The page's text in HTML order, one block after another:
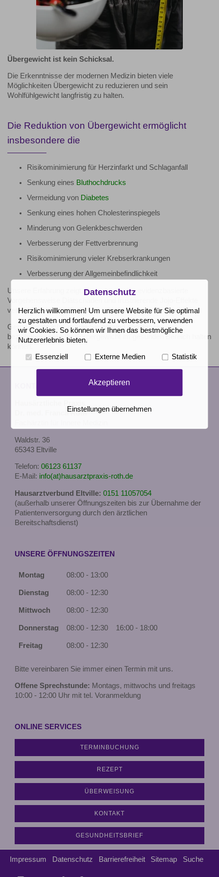
Übergewicht ist kein Schicksal.
Die Erkenntnisse der modernen Medizin bieten viele
Möglichkeiten Übergewicht zu reduzieren und sein
Wohlfühlgewicht langfristig zu halten.
Die Reduktion von Übergewicht ermöglicht
insbesondere die
Risikominimierung für Herzinfarkt und Schlaganfall
Senkung eines Bluthochdrucks
Vermeidung von Diabetes
Senkung eines hohen Cholesterinspiegels
Minderung von Gelenkbeschwerden
Verbesserung der Fettverbrennung
Risikominimierung vieler Krebserkrankungen
Verbesserung der Allgemeinbefindlichkeit
Unsere Erfahrung zeigt, dass durch eine evidenzbasierte
Vorgehensweise Diätschäden und frustrierende Jojo-Effekte
vermieden und der Stoffwechsel langfristig optimiert wird.
Gerne berate ich Sie, wie Sie gesund abnehmen
beziehungsweise Ihr Körpergewicht im gesunden Bereich halten
können.
Dr. med. Franca Roth
Waldstr. 36
65343 Eltville
Telefon: 06123 61137
E-Mail: info(at)hausarztpraxis-roth.de
Hausarztverbund Eltville: 0151 11057054
(außerhalb unserer Öffnungszeiten bis zur Übernahme der
Patientenversorgung durch den ärztlichen
Bereitschaftsdienst)
UNSERE ÖFFNUNGSZEITEN
Montag 08:00 - 13:00
Dienstag 08:00 - 12:30
Mittwoch 08:00 - 12:30
Donnerstag 08:00 - 12:30 16:00 - 18:00
Freitag 08:00 - 12:30
Bitte vereinbaren Sie immer einen Termin mit uns.
Offene Sprechstunde: Montags, mittwochs und freitags
10:00 - 12:00 Uhr mit tel. Voranmeldung
ONLINE SERVICES
TERMINBUCHUNG
REZEPT
ÜBERWEISUNG
KONTAKT
GESUNDHEITSBRIEF
Impressum Datenschutz Barrierefreiheit Sitemap Suche
Datenschutz
Herzlich willkommen! Um unsere Website für Sie optimal
zu gestalten und fortlaufend zu verbessern, verwenden
wir Cookies. So können wir Ihnen das bestmögliche
Nutzererlebnis bieten.
Essenziell Externe Medien Statistik
Akzeptieren
Einstellungen übernehmen